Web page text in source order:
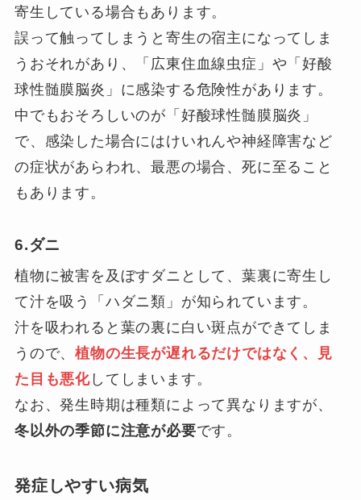
寄生している場合もあります。
誤って触ってしまうと寄生の宿主になってしま
うおそれがあり、「広東住血線虫症」や「好酸
球性髄膜脳炎」に感染する危険性があります。
中でもおそろしいのが「好酸球性髄膜脳炎」
で、感染した場合にはけいれんや神経障害など
の症状があらわれ、最悪の場合、死に至ること
もあります。
6.ダニ
植物に被害を及ぼすダニとして、葉裏に寄生し
て汁を吸う「ハダニ類」が知られています。
汁を吸われると葉の裏に白い斑点ができてしま
うので、植物の生長が遅れるだけではなく、見
た目も悪化してしまいます。
なお、発生時期は種類によって異なりますが、
冬以外の季節に注意が必要です。
発症しやすい病気